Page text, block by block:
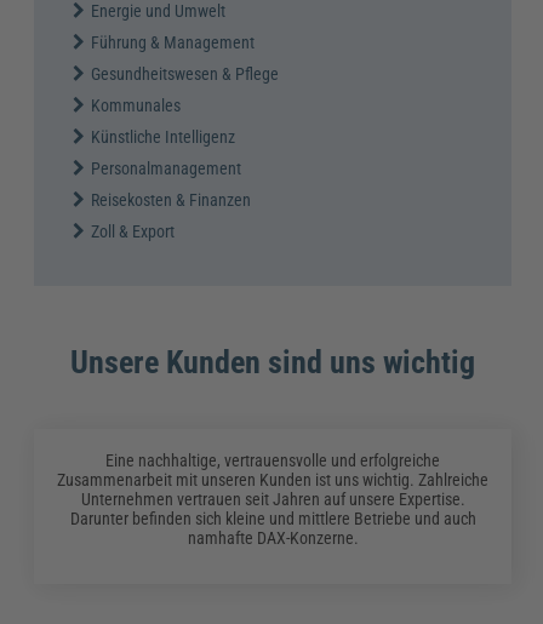
Energie und Umwelt
Führung & Management
Gesundheitswesen & Pflege
Kommunales
Künstliche Intelligenz
Personalmanagement
Reisekosten & Finanzen
Zoll & Export
Unsere Kunden sind uns wichtig
Eine nachhaltige, vertrauensvolle und erfolgreiche
Zusammenarbeit mit unseren Kunden ist uns wichtig. Zahlreiche
Unternehmen vertrauen seit Jahren auf unsere Expertise.
Darunter befinden sich kleine und mittlere Betriebe und auch
namhafte DAX-Konzerne.